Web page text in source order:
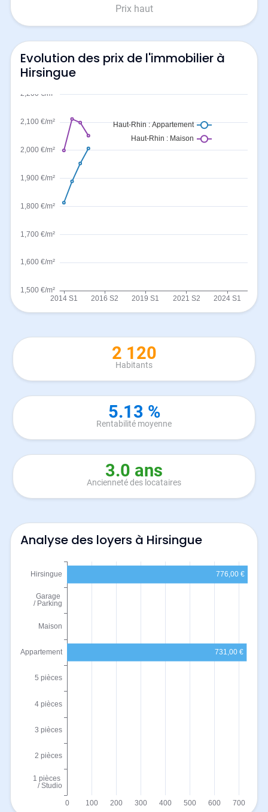
Prix haut
Evolution des prix de l'immobilier à
Hirsingue
2 120
Habitants
5.13 %
Rentabilité moyenne
3.0 ans
Ancienneté des locataires
Analyse des loyers à Hirsingue